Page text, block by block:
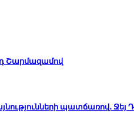
Շարմազամով
պատճառով․ Ջեյ